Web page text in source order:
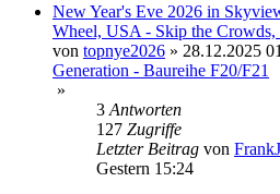
New Year's Eve 2026 in
Wheel, USA - Skip the Crowds,
von topnye2026 » 28.12.2025
Generation - Baureihe F20/F21
»
3 Antworten
127 Zugriffe
Letzter Beitrag von
Gestern 15:24